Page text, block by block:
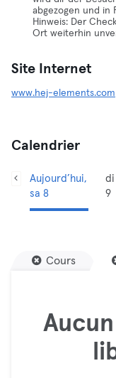
abgezogen und in
Hinweis: Der
Ort weiterhin
Site Internet
www.hej-elements.com
Calendrier
Aujourd’hui,
sa 8
di
9
Cours